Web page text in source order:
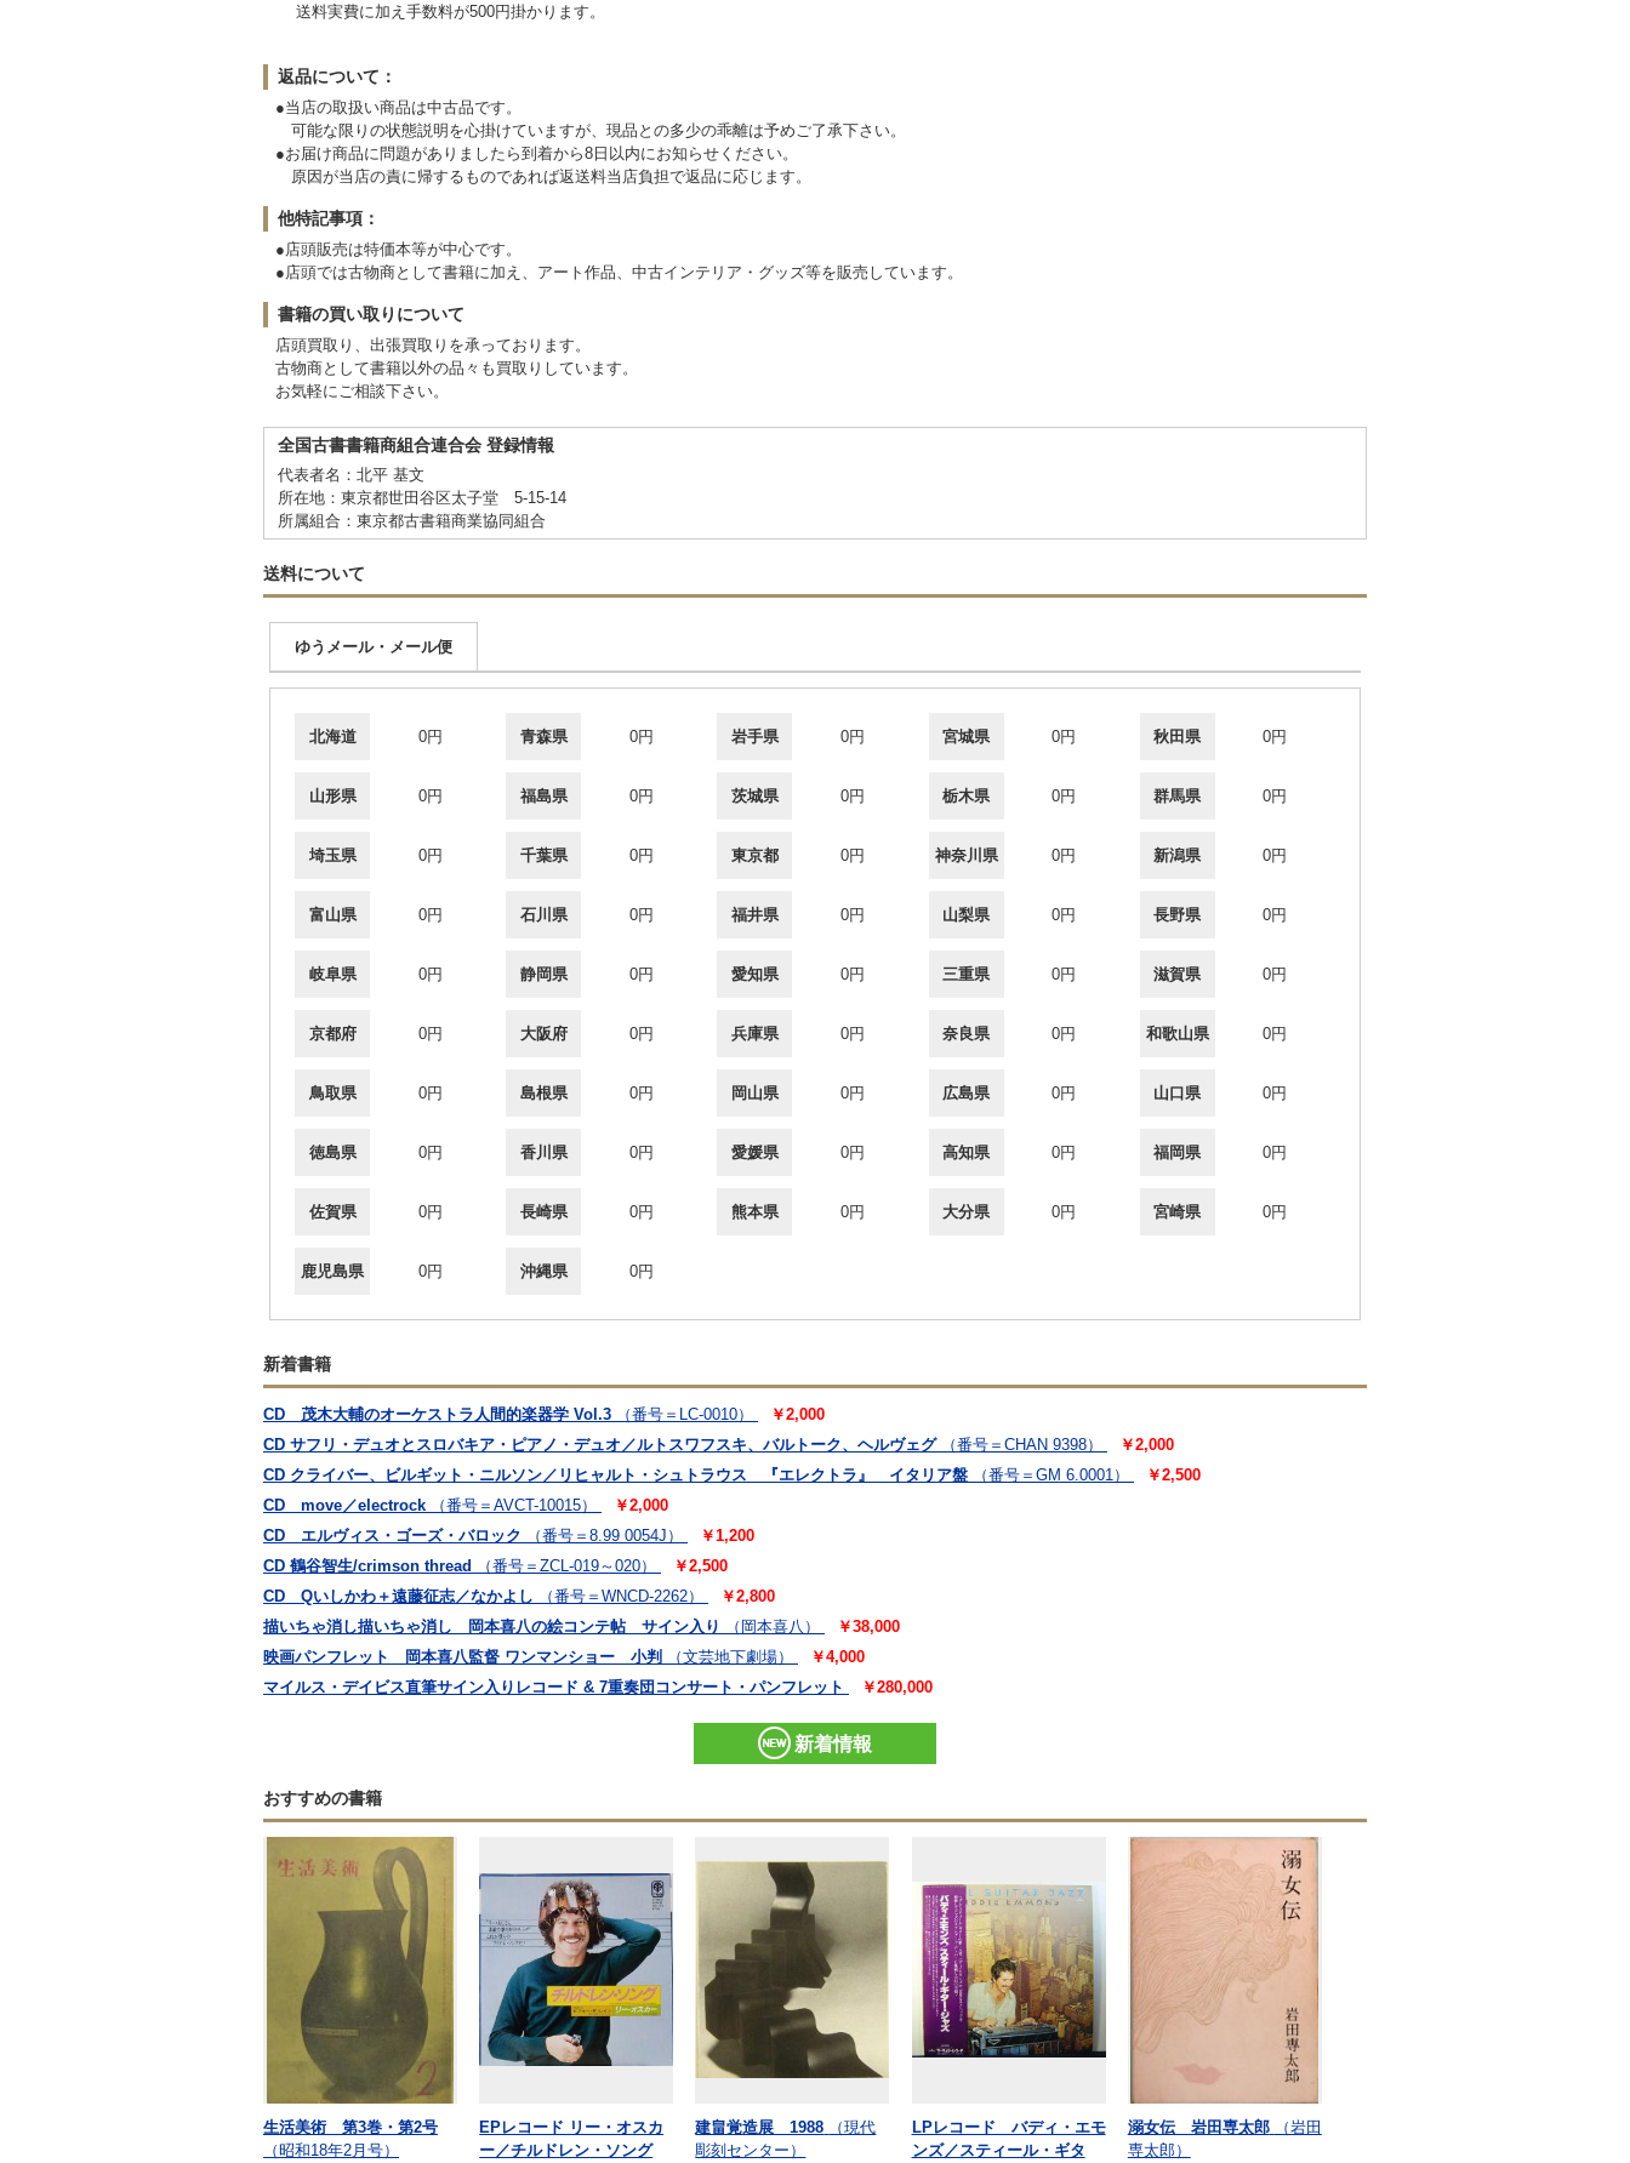
送料実費に加え手数料が500円掛かります。
返品について：
●当店の取扱い商品は中古品です。
可能な限りの状態説明を心掛けていますが、現品との多少の乖離は予めご了承下さい。
●お届け商品に問題がありましたら到着から8日以内にお知らせください。
原因が当店の責に帰するものであれば返送料当店負担で返品に応じます。
他特記事項：
●店頭販売は特価本等が中心です。
●店頭では古物商として書籍に加え、アート作品、中古インテリア・グッズ等を販売しています。
書籍の買い取りについて
店頭買取り、出張買取りを承っております。
古物商として書籍以外の品々も買取りしています。
お気軽にご相談下さい。
全国古書書籍商組合連合会 登録情報
代表者名：北平 基文
所在地：東京都世田谷区太子堂 5-15-14
所属組合：東京都古書籍商業協同組合
送料について
ゆうメール・メール便
北海道 0円 青森県 0円 岩手県 0円 宮城県 0円 秋田県 0円
山形県 0円 福島県 0円 茨城県 0円 栃木県 0円 群馬県 0円
埼玉県 0円 千葉県 0円 東京都 0円 神奈川県 0円 新潟県 0円
富山県 0円 石川県 0円 福井県 0円 山梨県 0円 長野県 0円
岐阜県 0円 静岡県 0円 愛知県 0円 三重県 0円 滋賀県 0円
京都府 0円 大阪府 0円 兵庫県 0円 奈良県 0円 和歌山県 0円
鳥取県 0円 島根県 0円 岡山県 0円 広島県 0円 山口県 0円
徳島県 0円 香川県 0円 愛媛県 0円 高知県 0円 福岡県 0円
佐賀県 0円 長崎県 0円 熊本県 0円 大分県 0円 宮崎県 0円
鹿児島県 0円 沖縄県 0円
新着書籍
CD 茂木大輔のオーケストラ人間的楽器学 Vol.3 （番号＝LC-0010）
￥2,000
CD サフリ・デュオとスロバキア・ピアノ・デュオ／ルトスワフスキ、バルトーク、ヘルヴェグ
（番号＝CHAN 9398）
￥2,000
CD クライバー、ビルギット・ニルソン／リヒャルト・シュトラウス 『エレクトラ』 イタリア盤
（番号＝GM 6.0001）
￥2,500
CD move／electrock
（番号＝AVCT-10015）
￥2,000
CD エルヴィス・ゴーズ・バロック
（番号＝8.99 0054J）
￥1,200
CD 鶴谷智生/crimson thread
（番号＝ZCL-019～020）
￥2,500
CD Qいしかわ＋遠藤征志／なかよし
（番号＝WNCD-2262）
￥2,800
描いちゃ消し描いちゃ消し 岡本喜八の絵コンテ帖 サイン入り
（岡本喜八）
￥38,000
映画パンフレット 岡本喜八監督 ワンマンショー 小判
（文芸地下劇場）
￥4,000
マイルス・デイビス直筆サイン入りレコード & 7重奏団コンサート・パンフレット
￥280,000
新着情報
おすすめの書籍
生活美術 第3巻・第2号
（昭和18年2月号）
EPレコード リー・オスカ
ー／チルドレン・ソング
建畠覚造展 1988
（現代
彫刻センター）
LPレコード バディ・エモ
ンズ／スティール・ギタ
溺女伝 岩田専太郎
（岩田
専太郎）